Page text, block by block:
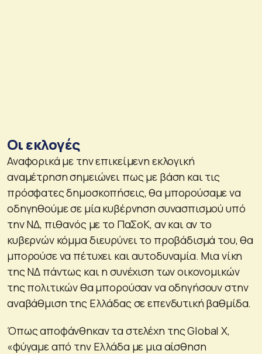
Οι εκλογές
Αναφορικά με την επικείμενη εκλογική
αναμέτρηση σημειώνει πως με βάση και τις
πρόσφατες δημοσκοπήσεις, θα μπορούσαμε να
οδηγηθούμε σε μία κυβέρνηση συνασπισμού υπό
την ΝΔ, πιθανός με το ΠαΣοΚ, αν και αν το
κυβερνών κόμμα διευρύνει το προβάδισμά του, θα
μπορούσε να πέτυχει και αυτοδυναμία. Μια νίκη
της ΝΔ πάντως και η συνέχιση των οικονομικών
της πολιτικών θα μπορούσαν να οδηγήσουν στην
αναβάθμιση της Ελλάδας σε επενδυτική βαθμίδα.
Όπως αποφάνθηκαν τα στελέχη της Global X,
«φύγαμε από την Ελλάδα με μια αίσθηση